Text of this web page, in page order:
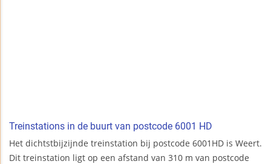
Treinstations in de buurt van postcode 6001 HD
Het dichtstbijzijnde treinstation bij postcode 6001HD is Weert.
Dit treinstation ligt op een afstand van 310 m van postcode